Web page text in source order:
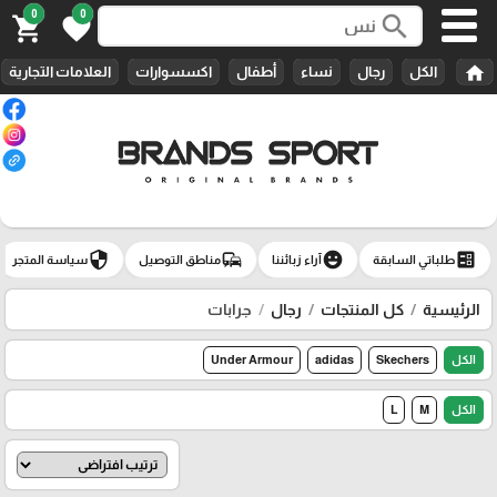
search
0
favorite
0
shopping_cart
home الكل رجال نساء أطفال اكسسوارات العلامات التجارية
ballotطلباتي السابقة emoji_emotionsآراء زبائننا commuteمناطق التوصيل securityسياسة المتجر
الرئيسية كل المنتجات رجال جرابات
الكل Skechers
adidas
Under Armour
الكل M
L